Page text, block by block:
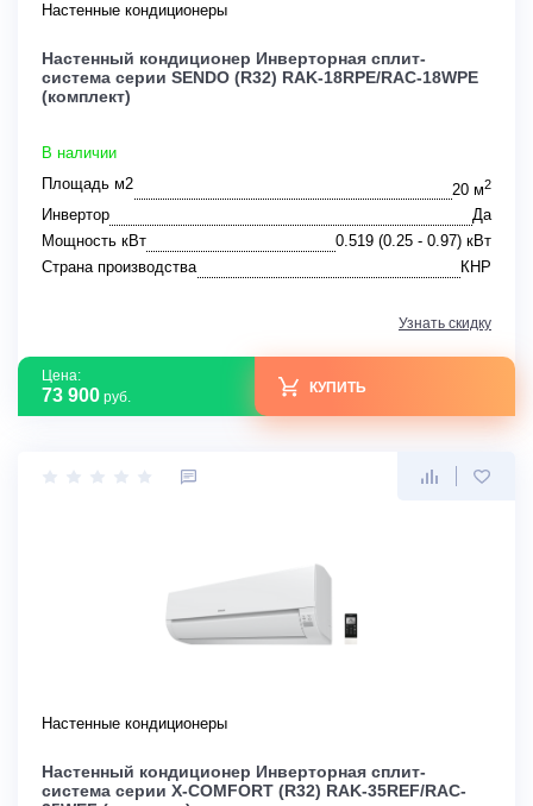
Настенные кондиционеры
Настенный кондиционер Инверторная сплит-
система серии SENDO (R32) RAK-18RPE/RAC-18WPE
(комплект)
В наличии
Площадь м2
20 м2
Инвертор
Да
Мощность кВт
0.519 (0.25 - 0.97) кВт
Страна производства
КНР
Узнать скидку
Цена:
73 900 руб.
КУПИТЬ
Настенные кондиционеры
Настенный кондиционер Инверторная сплит-
система серии X-COMFORT (R32) RAK-35REF/RAC-